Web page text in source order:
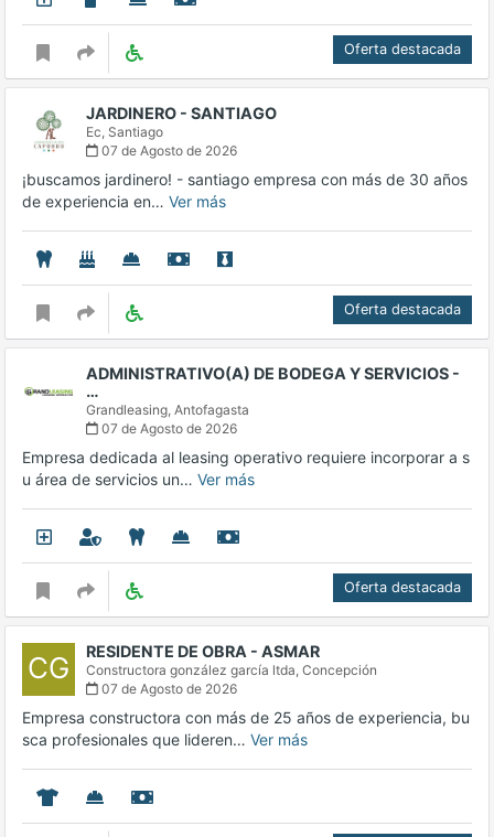
Oferta destacada
JARDINERO - SANTIAGO
Ec, Santiago
07 de Agosto de 2026
¡buscamos jardinero! - santiago empresa con más de 30 años
de experiencia en… Ver más
Oferta destacada
ADMINISTRATIVO(A) DE BODEGA Y SERVICIOS -
…
Grandleasing, Antofagasta
07 de Agosto de 2026
Empresa dedicada al leasing operativo requiere incorporar a s
u área de servicios un… Ver más
Oferta destacada
CG RESIDENTE DE OBRA - ASMAR
Constructora gonzález garcía ltda, Concepción
07 de Agosto de 2026
Empresa constructora con más de 25 años de experiencia, bu
sca profesionales que lideren… Ver más